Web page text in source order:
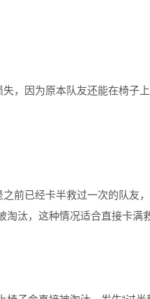
，因为原本队友还能在椅子
前已经卡半救过一次的队友
汰，这种情况适合直接卡满救